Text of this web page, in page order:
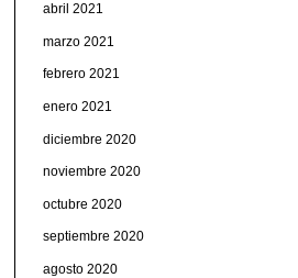
abril 2021
marzo 2021
febrero 2021
enero 2021
diciembre 2020
noviembre 2020
octubre 2020
septiembre 2020
agosto 2020